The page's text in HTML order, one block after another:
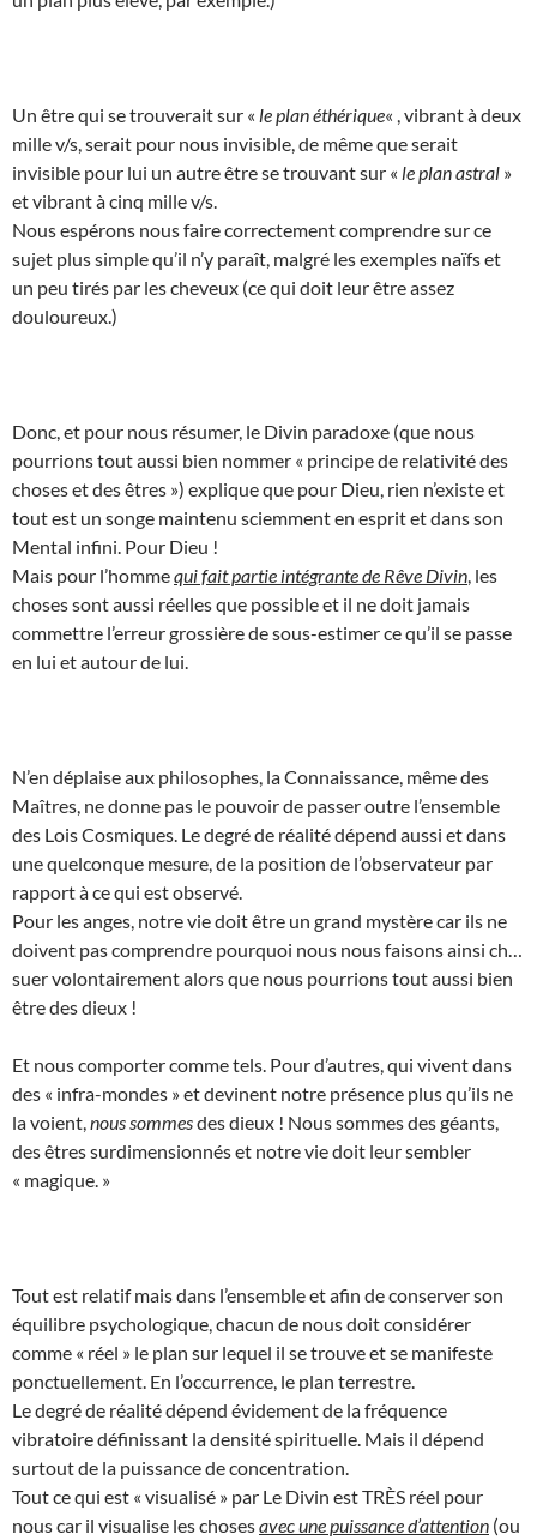
Un être qui se trouverait sur « le plan éthérique« , vibrant à deux
mille v/s, serait pour nous invisible, de même que serait
invisible pour lui un autre être se trouvant sur « le plan astral »
et vibrant à cinq mille v/s.
Nous espérons nous faire correctement comprendre sur ce
sujet plus simple qu’il n’y paraît, malgré les exemples naïfs et
un peu tirés par les cheveux (ce qui doit leur être assez
douloureux.)
Donc, et pour nous résumer, le Divin paradoxe (que nous
pourrions tout aussi bien nommer « principe de relativité des
choses et des êtres ») explique que pour Dieu, rien n’existe et
tout est un songe maintenu sciemment en esprit et dans son
Mental infini. Pour Dieu !
Mais pour l’hommequi fait partie intégrante de Rêve Divin , les
choses sont aussi réelles que possible et il ne doit jamais
commettre l’erreur grossière de sous-estimer ce qu’il se passe
en lui et autour de lui.
N’en déplaise aux philosophes, la Connaissance, même des
Maîtres, ne donne pas le pouvoir de passer outre l’ensemble
des Lois Cosmiques. Le degré de réalité dépend aussi et dans
une quelconque mesure, de la position de l’observateur par
rapport à ce qui est observé.
Pour les anges, notre vie doit être un grand mystère car ils ne
doivent pas comprendre pourquoi nous nous faisons ainsi ch…
suer volontairement alors que nous pourrions tout aussi bien
être des dieux !
Et nous comporter comme tels. Pour d’autres, qui vivent dans
des « infra-mondes » et devinent notre présence plus qu’ils ne
la voient, nous sommesdes dieux ! Nous sommes des géants,
des êtres surdimensionnés et notre vie doit leur sembler
« magique. »
Tout est relatif mais dans l’ensemble et afin de conserver son
équilibre psychologique, chacun de nous doit considérer
comme « réel » le plan sur lequel il se trouve et se manifeste
ponctuellement. En l’occurrence, le plan terrestre.
Le degré de réalité dépend évidement de la fréquence
vibratoire définissant la densité spirituelle. Mais il dépend
surtout de la puissance de concentration.
Tout ce qui est « visualisé » par Le Divin est TRÈS réel pour
nous car il visualise les chosesavec une puissance d’attention (ou